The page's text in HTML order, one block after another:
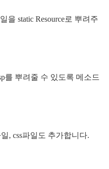
을 static Resource로 뿌려주
를 뿌려줄 수 있도록 메소드
, css파일도 추가합니다.